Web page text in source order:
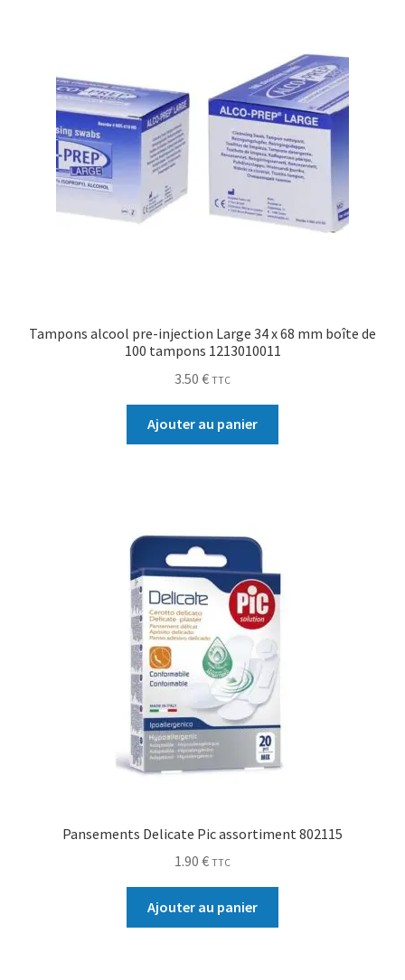
Tampons alcool pre-injection Large 34 x 68 mm boîte de
100 tampons 1213010011
3.50 € TTC
Ajouter au panier
Pansements Delicate Pic assortiment 802115
1.90 € TTC
Ajouter au panier